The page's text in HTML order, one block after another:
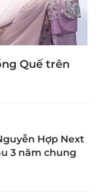
Quế trên
Hợp Next
3 năm chung